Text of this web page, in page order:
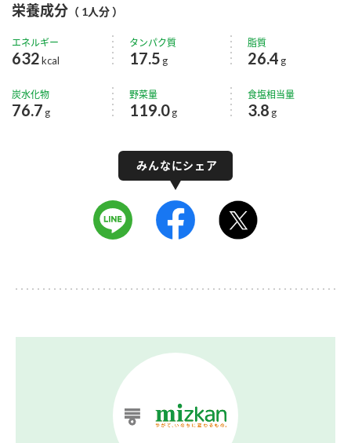
栄養成分 （ 1人分 ）
エネルギー
632kcal
タンパク質
17.5 g
脂質
26.4 g
炭水化物
76.7 g
野菜量
119.0g
食塩相当量
3.8 g